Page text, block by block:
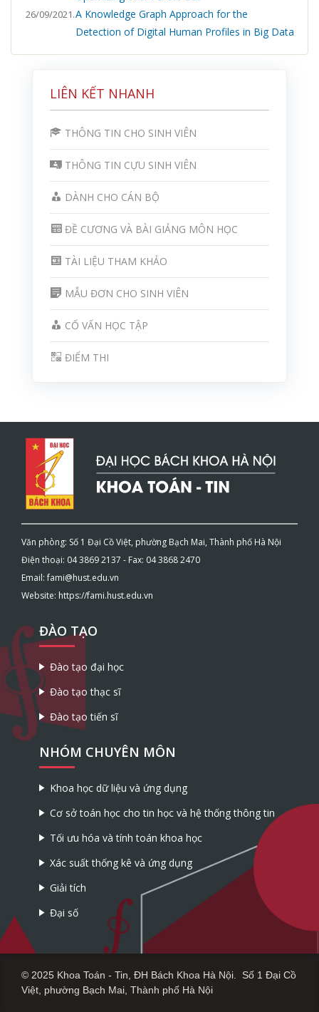
LIÊN KẾT NHANH
THÔNG TIN CHO SINH VIÊN
THÔNG TIN CỰU SINH VIÊN
DÀNH CHO CÁN BỘ
ĐỀ CƯƠNG VÀ BÀI GIẢNG MÔN HỌC
TÀI LIỆU THAM KHẢO
MẪU ĐƠN CHO SINH VIÊN
CỐ VẤN HỌC TẬP
ĐIỂM THI
26/09/2021.A Knowledge Graph Approach for the
Detection of Digital Human Profiles in Big Data
Văn phòng: Số 1 Đại Cồ Việt, phường Bạch Mai, Thành phố Hà Nội
Điện thoại: 04 3869 2137 - Fax: 04 3868 2470
Email: fami@hust.edu.vn
Website: https://fami.hust.edu.vn
ĐÀO TẠO
Đào tạo đại học
Đào tạo thạc sĩ
Đào tạo tiến sĩ
NHÓM CHUYÊN MÔN
Khoa học dữ liệu và ứng dụng
Cơ sở toán học cho tin học và hệ thống thông tin
Tối ưu hóa và tính toán khoa học
Xác suất thống kê và ứng dụng
Giải tích
Đại số
© 2025 Khoa Toán - Tin, ĐH Bách Khoa Hà Nội. Số 1 Đại Cồ
Việt, phường Bạch Mai, Thành phố Hà Nội